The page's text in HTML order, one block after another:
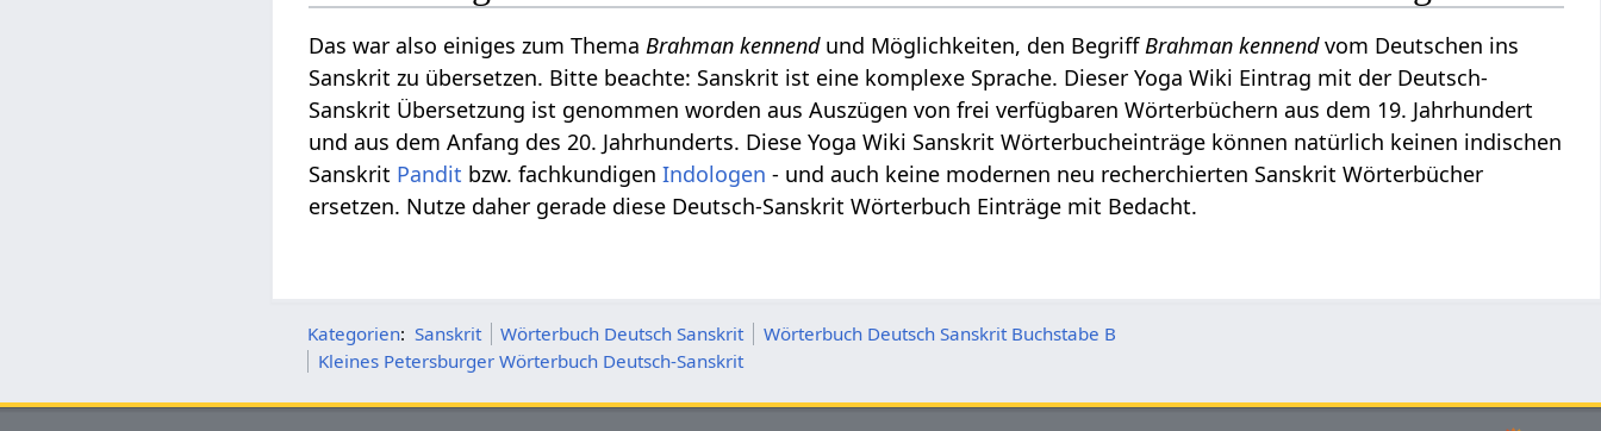
Das war also einiges zum ThemaBrahman kennend und Möglichkeiten, den BegriffBrahman kennendvom Deutschen ins
Sanskrit zu übersetzen. Bitte beachte: Sanskrit ist eine komplexe Sprache. Dieser Yoga Wiki Eintrag mit der Deutsch-
Sanskrit Übersetzung ist genommen worden aus Auszügen von frei verfügbaren Wörterbüchern aus dem 19. Jahrhundert
und aus dem Anfang des 20. Jahrhunderts. Diese Yoga Wiki Sanskrit Wörterbucheinträge können natürlich keinen indischen
Sanskrit Pandit bzw. fachkundigenIndologen - und auch keine modernen neu recherchierten Sanskrit Wörterbücher
ersetzen. Nutze daher gerade diese Deutsch-Sanskrit Wörterbuch Einträge mit Bedacht.
Kategorien: Sanskrit Wörterbuch Deutsch Sanskrit
Wörterbuch Deutsch Sanskrit Buchstabe B
Kleines Petersburger Wörterbuch Deutsch-Sanskrit